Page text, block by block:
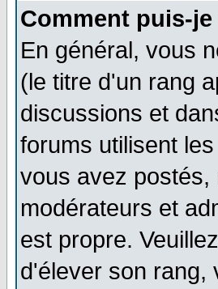
Comment puis-
En général, vous
(le titre d'un rang
discussions et
forums utilisent
vous avez postés,
modérateurs et
est propre.
d'élever son rang,